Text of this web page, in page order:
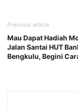
Previous article
Mau Dapat Hadiah
Jalan Santai HUT
Bengkulu, Begini